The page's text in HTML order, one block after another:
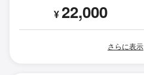
¥22,000
さらに表示